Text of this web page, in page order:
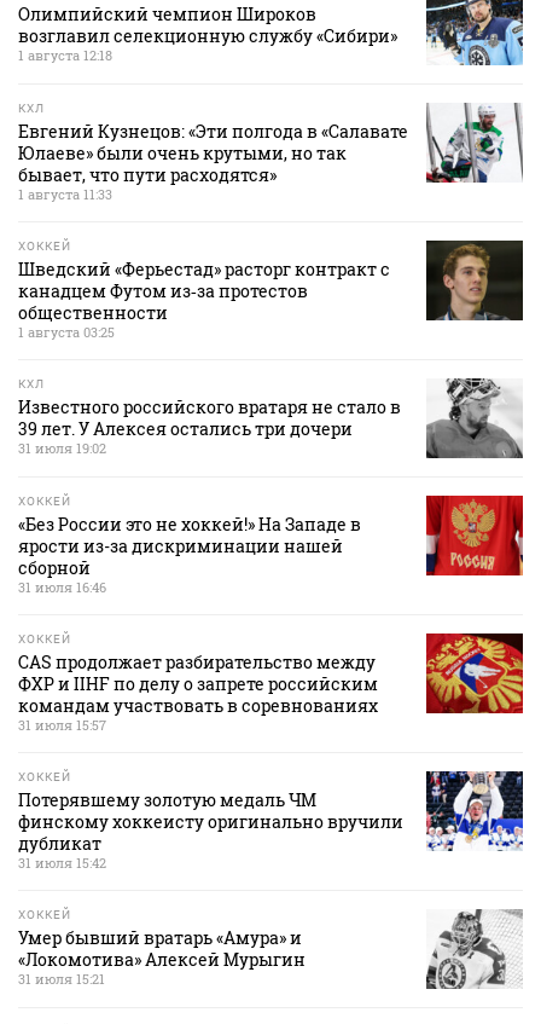
Олимпийский чемпион Широков
возглавил селекционную службу «Сибири»
1 августа 12:18
КХЛ
Евгений Кузнецов: «Эти полгода в «Салавате
Юлаеве» были очень крутыми, но так
бывает, что пути расходятся»
1 августа 11:33
ХОККЕЙ
Шведский «Ферьестад» расторг контракт с
канадцем Футом из‑за протестов
общественности
1 августа 03:25
КХЛ
Известного российского вратаря не стало в
39 лет. У Алексея остались три дочери
31 июля 19:02
ХОККЕЙ
«Без России это не хоккей!» На Западе в
ярости из-за дискриминации нашей
сборной
31 июля 16:46
ХОККЕЙ
CAS продолжает разбирательство между
ФХР и IIHF по делу о запрете российским
командам участвовать в соревнованиях
31 июля 15:57
ХОККЕЙ
Потерявшему золотую медаль ЧМ
финскому хоккеисту оригинально вручили
дубликат
31 июля 15:42
ХОККЕЙ
Умер бывший вратарь «Амура» и
«Локомотива» Алексей Мурыгин
31 июля 15:21